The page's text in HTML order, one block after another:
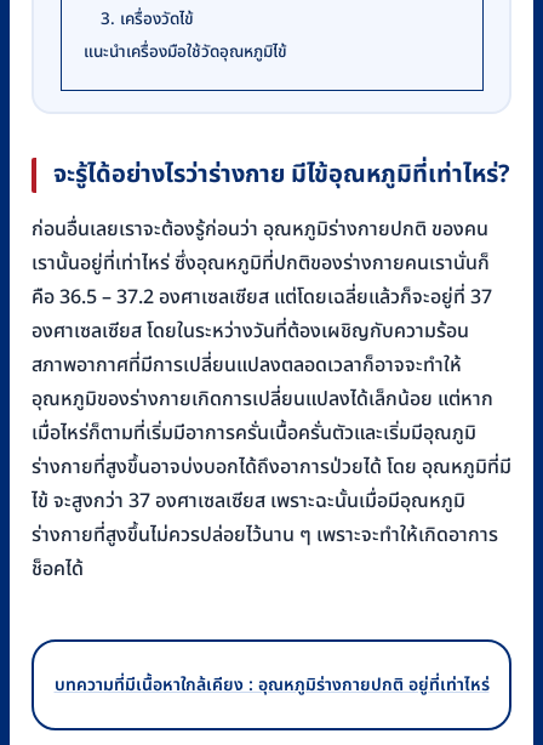
3. เครื่องวัดไข้
แนะนำเครื่องมือใช้วัดอุณหภูมิไข้
จะรู้ได้อย่างไรว่าร่างกาย มีไข้อุณหภูมิที่เท่าไหร่?
ก่อนอื่นเลยเราจะต้องรู้ก่อนว่า อุณหภูมิร่างกายปกติ ของคน
เรานั้นอยู่ที่เท่าไหร่ ซึ่งอุณหภูมิที่ปกติของร่างกายคนเรานั่นก็
คือ 36.5 – 37.2 องศาเซลเซียส แต่โดยเฉลี่ยแล้วก็จะอยู่ที่ 37
องศาเซลเซียส โดยในระหว่างวันที่ต้องเผชิญกับความร้อน
สภาพอากาศที่มีการเปลี่ยนแปลงตลอดเวลาก็อาจจะทำให้
อุณหภูมิของร่างกายเกิดการเปลี่ยนแปลงได้เล็กน้อย แต่หาก
เมื่อไหร่ก็ตามที่เริ่มมีอาการครั่นเนื้อครั่นตัวและเริ่มมีอุณภูมิ
ร่างกายที่สูงขึ้นอาจบ่งบอกได้ถึงอาการป่วยได้ โดย อุณหภูมิที่มี
ไข้ จะสูงกว่า 37 องศาเซลเซียส เพราะฉะนั้นเมื่อมีอุณหภูมิ
ร่างกายที่สูงขึ้นไม่ควรปล่อยไว้นาน ๆ เพราะจะทำให้เกิดอาการ
ช็อคได้
บทความที่มีเนื้อหาใกล้เคียง : อุณหภูมิร่างกายปกติ อยู่ที่เท่าไหร่